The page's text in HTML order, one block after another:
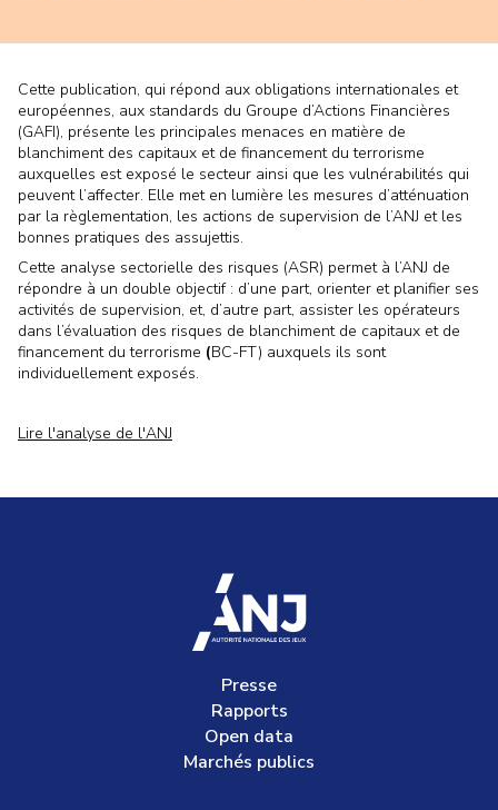
Cette publication, qui répond aux obligations internationales et
européennes, aux standards du Groupe d’Actions Financières
(GAFI), présente les principales menaces en matière de
blanchiment des capitaux et de financement du terrorisme
auxquelles est exposé le secteur ainsi que les vulnérabilités qui
peuvent l’affecter. Elle met en lumière les mesures d’atténuation
par la règlementation, les actions de supervision de l’ANJ et les
bonnes pratiques des assujettis.
Cette analyse sectorielle des risques (ASR) permet à l’ANJ de
répondre à un double objectif : d’une part, orienter et planifier ses
activités de supervision, et, d’autre part, assister les opérateurs
dans l’évaluation des risques de blanchiment de capitaux et de
financement du terrorisme (BC-FT) auxquels ils sont
individuellement exposés.
Lire l'analyse de l'ANJ
accueil
Presse
Rapports
Open data
Marchés publics